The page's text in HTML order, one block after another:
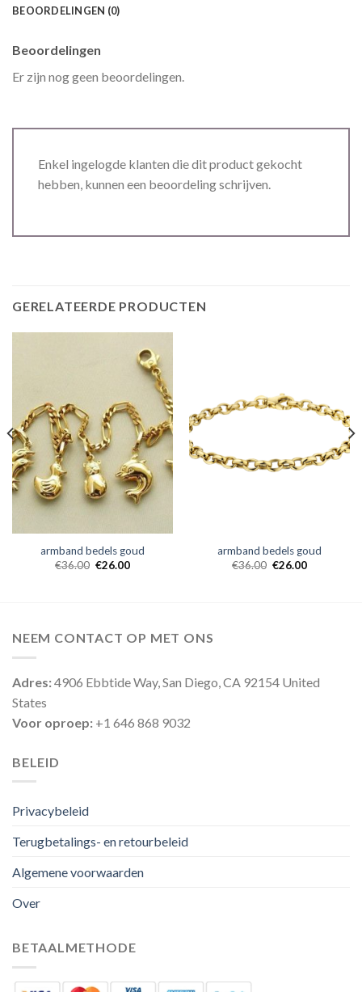
BEOORDELINGEN (0)
Beoordelingen
Er zijn nog geen beoordelingen.
Enkel ingelogde klanten die dit product gekocht
hebben, kunnen een beoordeling schrijven.
GERELATEERDE PRODUCTEN
armband bedels goud
€36.00 €26.00
armband bedels goud
€36.00 €26.00
NEEM CONTACT OP MET ONS
Adres:4906 Ebbtide Way, San Diego, CA 92154 United
States
Voor oproep: +1 646 868 9032
BELEID
Privacybeleid
Terugbetalings- en retourbeleid
Algemene voorwaarden
Over
BETAALMETHODE